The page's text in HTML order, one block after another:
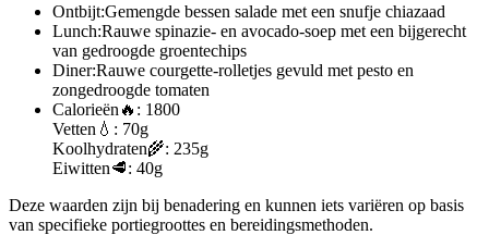
Ontbijt:Gemengde bessen salade met een snufje chiazaad
Lunch:Rauwe spinazie- en avocado-soep met een bijgerecht
van gedroogde groentechips
Diner:Rauwe courgette-rolletjes gevuld met pesto en
zongedroogde tomaten
Calorieën 🔥: 1800
Vetten 💧: 70g
Koolhydraten🌾: 235g
Eiwitten🥩: 40g
Deze waarden zijn bij benadering en kunnen iets variëren op basis
van specifieke portiegroottes en bereidingsmethoden.